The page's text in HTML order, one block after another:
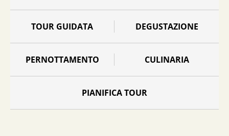
TOUR GUIDATA DEGUSTAZIONE
PERNOTTAMENTO CULINARIA
PIANIFICA TOUR